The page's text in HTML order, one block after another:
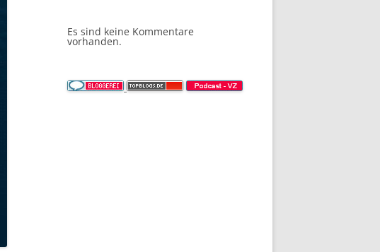
Es sind keine Kommentare
vorhanden.